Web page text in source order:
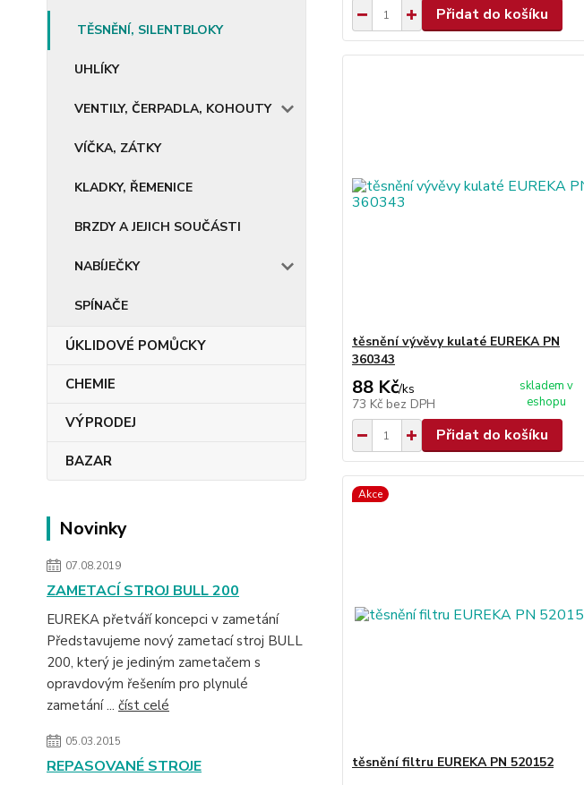
TĚSNĚNÍ, SILENTBLOKY
UHLÍKY
VENTILY, ČERPADLA, KOHOUTY
VÍČKA, ZÁTKY
KLADKY, ŘEMENICE
BRZDY A JEJICH SOUČÁSTI
NABÍJEČKY
SPÍNAČE
ÚKLIDOVÉ POMŮCKY
CHEMIE
VÝPRODEJ
BAZAR
Novinky
07.08.2019
ZAMETACÍ STROJ BULL 200
EUREKA přetváří koncepci v zametání
Představujeme nový zametací stroj BULL
200, který je jediným zametačem s
opravdovým řešením pro plynulé
zametání ... číst celé
05.03.2015
REPASOVANÉ STROJE
Přidat do košíku
těsnění vývěvy kulaté EUREKA PN
360343
88 Kč/ks
73 Kč bez DPH
skladem v
eshopu
Přidat do košíku
Akce
těsnění filtru EUREKA PN 520152